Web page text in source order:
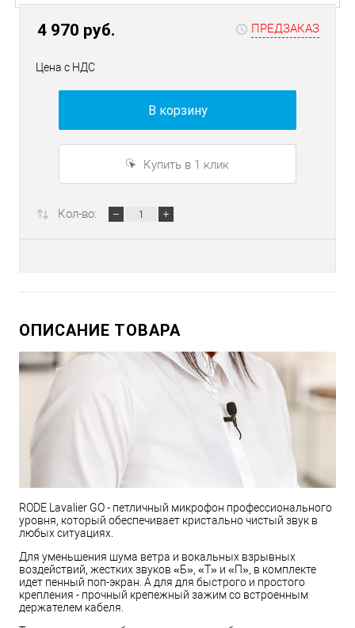
4 970 руб. ПРЕДЗАКАЗ
Цена с НДС
В корзину
Купить в 1 клик
Кол-во:
ОПИСАНИЕ ТОВАРА
RODE Lavalier GO - петличный микрофон профессионального
уровня, который обеспечивает кристально чистый звук в
любых ситуациях.
Для уменьшения шума ветра и вокальных взрывных
воздействий, жестких звуков «Б», «Т» и «П», в комплекте
идет пенный поп-экран. А для для быстрого и простого
крепления - прочный крепежный зажим со встроенным
держателем кабеля.